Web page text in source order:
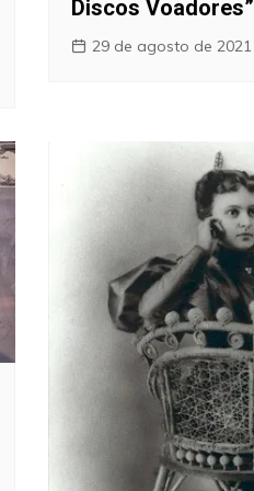
Discos Voadores”
29 de agosto de 2021